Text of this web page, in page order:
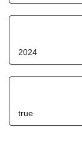
2024
true